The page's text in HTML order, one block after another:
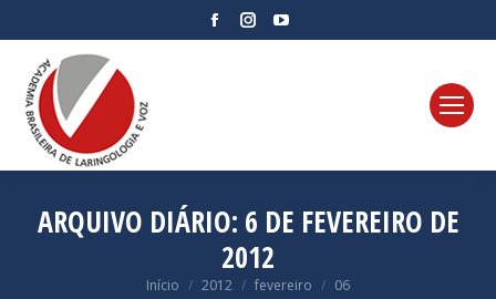
FacebookInstagram
ARQUIVO DIÁRIO: 6 DE FEVEREIRO DE
2012
Você está aqui:
Início 2012 fevereiro 06